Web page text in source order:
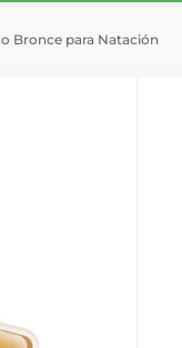
Bronce para Natación